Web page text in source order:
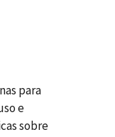
para
e
sobre